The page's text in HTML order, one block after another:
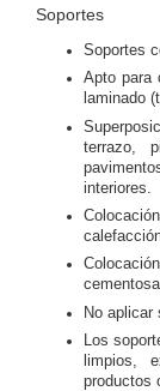
Soportes
Soportes
Apto para
laminado
terrazo,
interiores.
No aplicar
Los
limpios,
productos